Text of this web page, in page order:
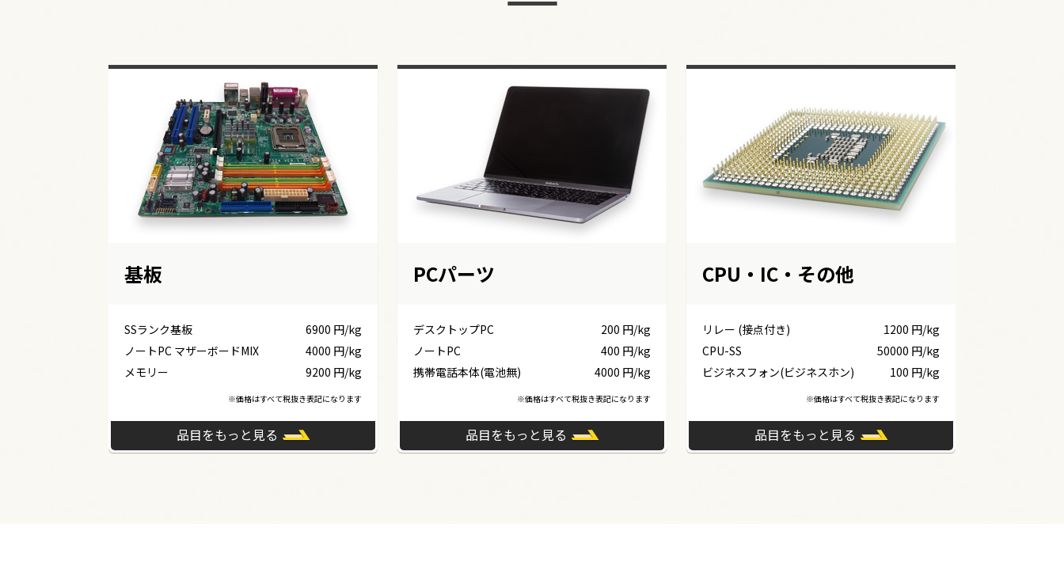
基板
SSランク基板
6900 円/kg
ノートPC マザーボードMIX
4000 円/kg
メモリー
9200 円/kg
※価格はすべて税抜き表記になります
品目をもっと見る
PCパーツ
デスクトップPC
200 円/kg
ノートPC
400 円/kg
携帯電話本体(電池無)
4000 円/kg
※価格はすべて税抜き表記になります
品目をもっと見る
CPU・IC・その他
リレー (接点付き)
1200 円/kg
CPU-SS
50000 円/kg
ビジネスフォン(ビジネスホン)
100 円/kg
※価格はすべて税抜き表記になります
品目をもっと見る